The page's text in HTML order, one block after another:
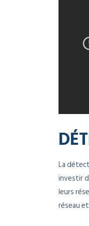
La
investir
leurs
réseau